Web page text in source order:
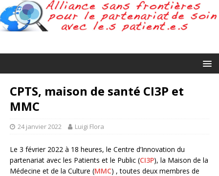
CPTS, maison de santé CI3P et
MMC
24 janvier 2022 Luigi Flora
Le 3 février 2022 à 18 heures, le Centre d’Innovation du
partenariat avec les Patients et le Public (CI3P), la Maison de la
Médecine et de la Culture (MMC) , toutes deux membres de